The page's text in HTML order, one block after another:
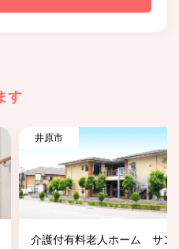
す
井原市
介護付有料老人ホーム サン